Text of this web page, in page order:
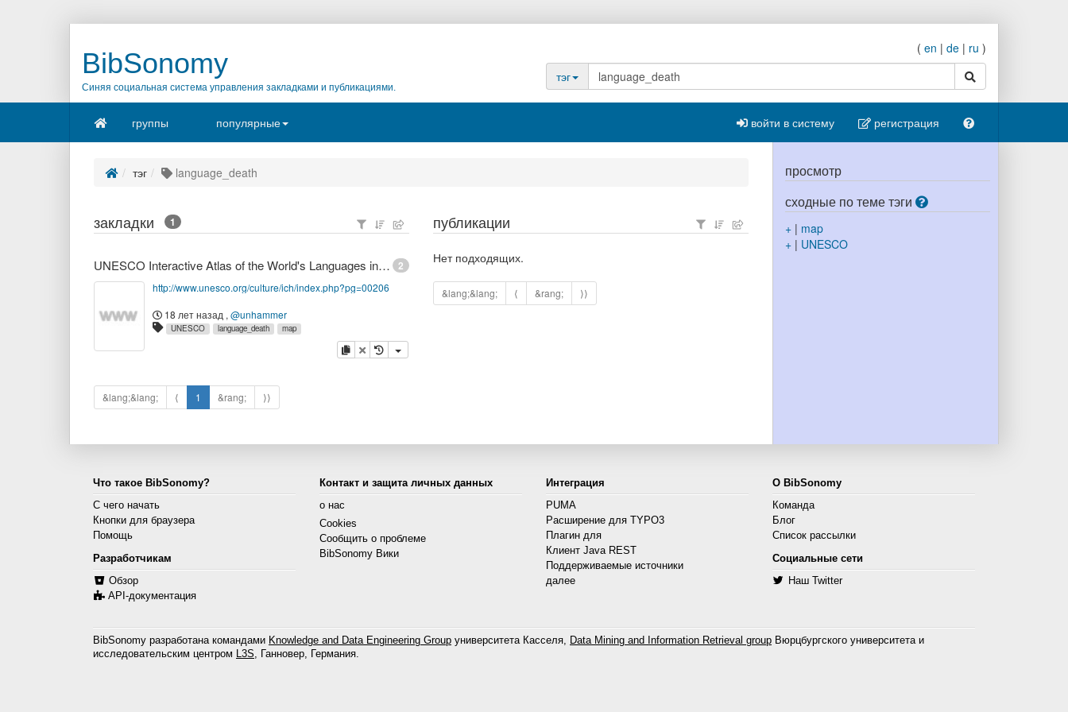
BibSonomy
Синяя социальная система управления закладками и публикациями.
( en | de | ru )
тэг
поиск
группы популярные войти в систему регистрация
тэг language_death
закладки 1
2
UNESCO Interactive Atlas of the World's Languages in Danger
http://www.unesco.org/culture/ich/index.php?pg=00206
18 лет назад , @unhammer
UNESCO language_death map
копировать
удалить
&lang;&lang; ⟨ 1 &rang; ⟩⟩
публикации
Нет подходящих.
&lang;&lang; ⟨ &rang; ⟩⟩
просмотр
сходные по теме тэги
+| map
+| UNESCO
Что такое BibSonomy?
С чего начать
Кнопки для браузера
Помощь
Разработчикам
Обзор
API-документация
Контакт и защита личных данных
о нас
Cookies
Сообщить о проблеме
BibSonomy Вики
Интеграция
PUMA
Расширение для TYPO3
Плагин для
Клиент Java REST
Поддерживаемые источники
далее
О BibSonomy
Команда
Блог
Список рассылки
Социальные сети
Наш Twitter
BibSonomy разработана командами Knowledge and Data Engineering Group университета Касселя, Data Mining and Information Retrieval group Вюрцбургского университета и
исследовательским центром L3S, Ганновер, Германия.